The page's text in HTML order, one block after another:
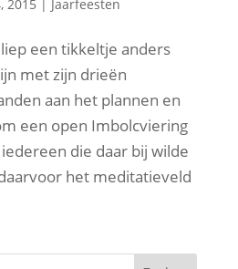
2015 | Jaarfeesten
een tikkeltje anders
met zijn drieën
aan het plannen en
een open Imbolcviering
die daar bij wilde
het meditatieveld